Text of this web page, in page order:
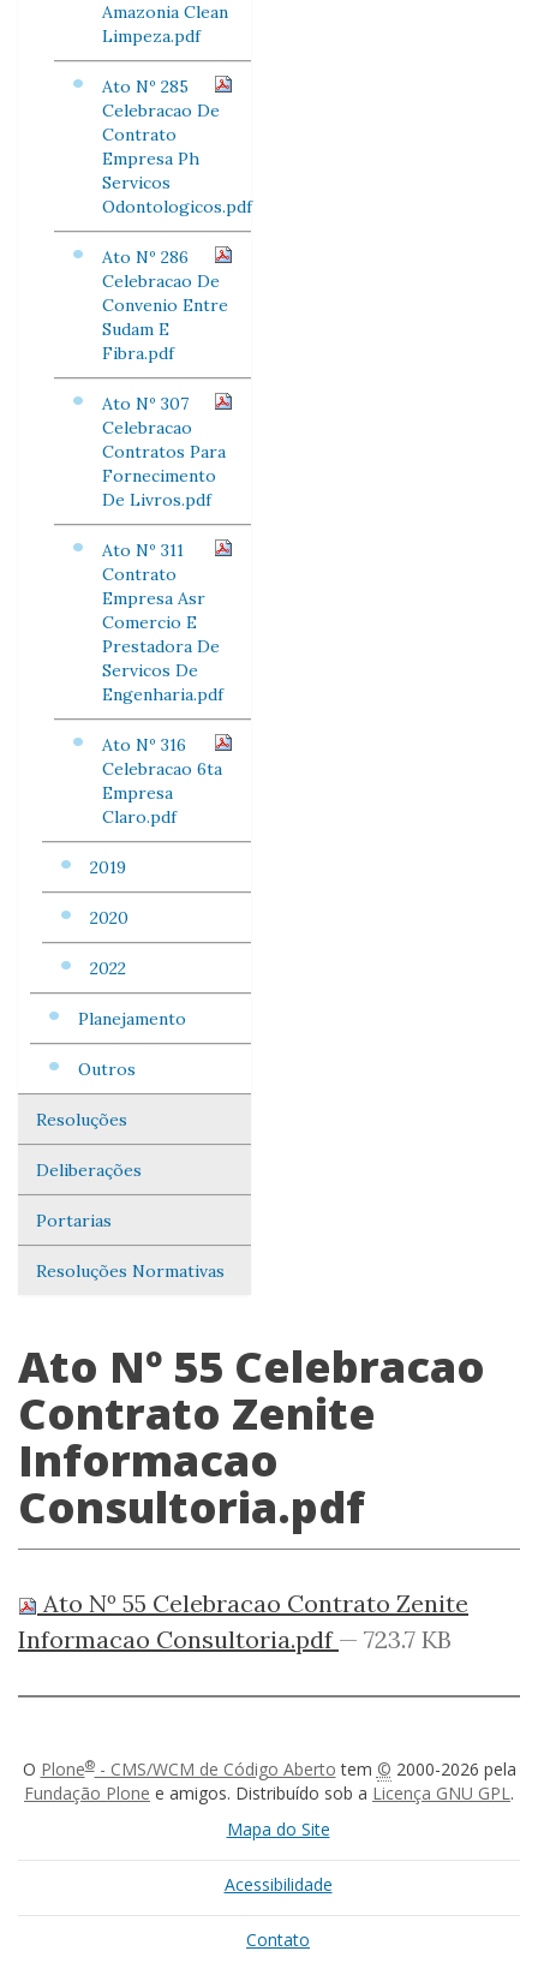
Amazonia Clean
Limpeza.pdf
Ato Nº 285
Celebracao De
Contrato
Empresa Ph
Servicos
Odontologicos.pdf
Ato Nº 286
Celebracao De
Convenio Entre
Sudam E
Fibra.pdf
Ato Nº 307
Celebracao
Contratos Para
Fornecimento
De Livros.pdf
Ato Nº 311
Contrato
Empresa Asr
Comercio E
Prestadora De
Servicos De
Engenharia.pdf
Ato Nº 316
Celebracao 6ta
Empresa
Claro.pdf
2019
2020
2022
Planejamento
Outros
Resoluções
Deliberações
Portarias
Resoluções Normativas
Ato Nº 55 Celebracao
Contrato Zenite
Informacao
Consultoria.pdf
Ato Nº 55 Celebracao Contrato Zenite
Informacao Consultoria.pdf — 723.7 KB
O Plone®- CMS/WCM de Código Aberto tem © 2000-2026 pela
Fundação Plone e amigos. Distribuído sob a Licença GNU GPL.
Mapa do Site
Acessibilidade
Contato